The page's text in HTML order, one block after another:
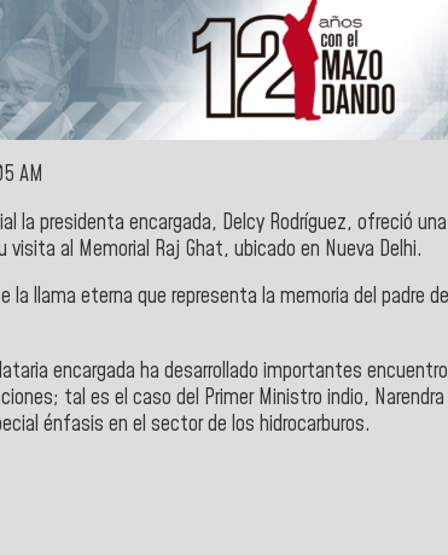
AM
la presidenta encargada, Delcy Rodríguez, ofreció
visita al Memorial Raj Ghat, ubicado en Nueva Delhi.
la llama eterna que representa la memoria del padre
encargada ha desarrollado importantes
tal es el caso del Primer Ministro indio,
énfasis en el sector de los hidrocarburos.